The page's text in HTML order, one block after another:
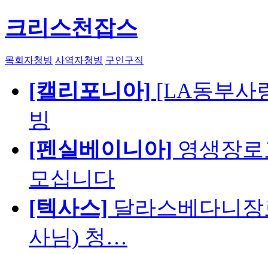
크리스천잡스
목회자청빙 사역자청빙 구인구직
[캘리포니아] [LA동부사
빙
[펜실베이니아] 영생장
모십니다
[텍사스] 달라스베다니
사님) 청…